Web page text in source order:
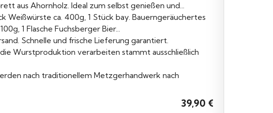
aus Ahornholz. Ideal zum selbst genießen und...
Weißwürste ca. 400g, 1 Stück bay. Bauerngeräuchertes
1 Flasche Fuchsberger Bier...
Schnelle und frische Lieferung garantiert.
Wurstproduktion verarbeiten stammt ausschließlich
nach traditionellem Metzgerhandwerk nach
39,90 €